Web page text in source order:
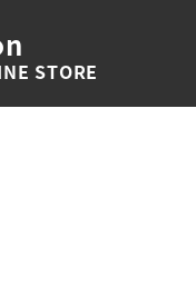
STORE